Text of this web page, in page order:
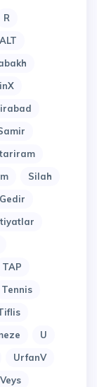
R
Silah
TAP
Tennis
U
UrfanV
Veys